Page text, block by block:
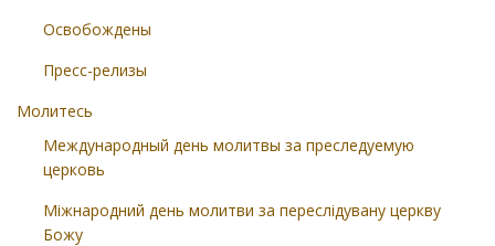
Освобождены
Пресс-релизы
Молитесь
Международный день молитвы за преследуемую
церковь
Міжнародний день молитви за переслідувану церкву
Божу